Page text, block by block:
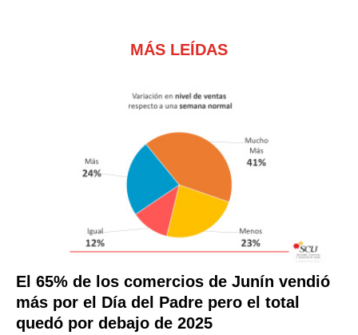
MÁS LEÍDAS
El 65% de los comercios de Junín vendió
más por el Día del Padre pero el total
quedó por debajo de 2025